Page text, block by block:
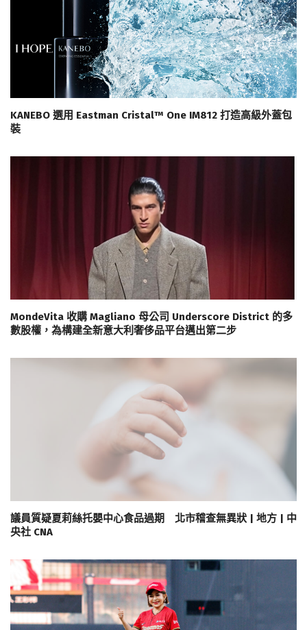
KANEBO 選用 Eastman Cristal™ One IM812 打造高級外蓋包
裝
MondeVita 收購 Magliano 母公司 Underscore District 的多
數股權，為構建全新意大利奢侈品平台邁出第二步
議員質疑夏莉絲托嬰中心食品過期 北市稽查無異狀 | 地方 | 中
央社 CNA